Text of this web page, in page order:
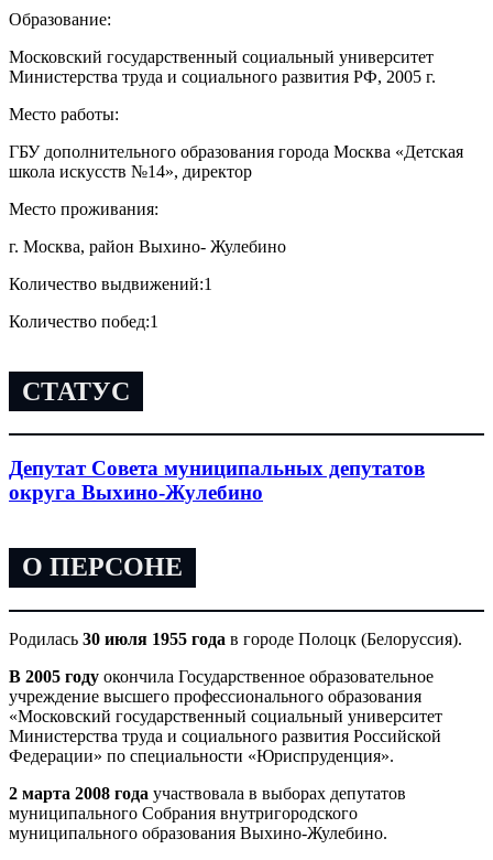
Образование:
Московский государственный социальный университет
Министерства труда и социального развития РФ, 2005 г.
Место работы:
ГБУ дополнительного образования города Москва «Детская
школа искусств №14», директор
Место проживания:
г. Москва, район Выхино- Жулебино
Количество выдвижений:1
Количество побед:1
СТАТУС
Депутат Совета муниципальных депутатов
округа Выхино-Жулебино
О ПЕРСОНЕ
Родилась 30 июля 1955 года в городе Полоцк (Белоруссия).
В 2005 году окончила Государственное образовательное
учреждение высшего профессионального образования
«Московский государственный социальный университет
Министерства труда и социального развития Российской
Федерации» по специальности «Юриспруденция».
2 марта 2008 года участвовала в выборах депутатов
муниципального Собрания внутригородского
муниципального образования Выхино-Жулебино.